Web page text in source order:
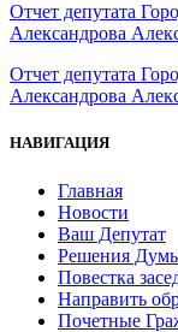
Отчет депутата
Александрова
Отчет депутата
Александрова
НАВИГАЦИЯ
Главная
Новости
Ваш Депутат
Решения
Повестка
Направить
Почетные